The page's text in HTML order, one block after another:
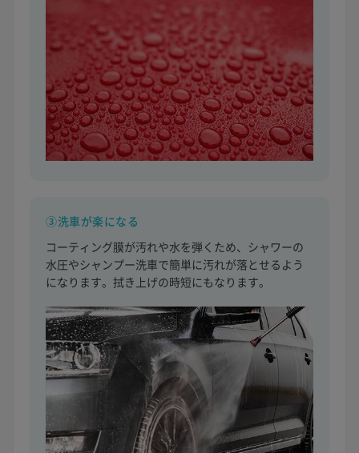
③洗車が楽になる
コーティング膜が汚れや水を弾くため、シャワーの
水圧やシャンプー洗車で簡単に汚れが落とせるよう
になります。拭き上げの時短にもなります。